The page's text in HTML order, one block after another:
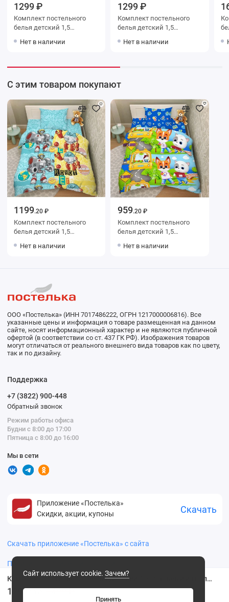
Комплект постельного белья детский 1,5 спальный из поплина с наволочкой 70х70 Животные Василиса
1299 1499 ₽
1299 ₽
Комплект постельного
белья детский 1,5
наволочкой 70х70
Нет в наличии
1299 ₽
Комплект постельного
белья детский 1,5
наволочкой 70х70
Нет в наличии
белья
С этим товаром покупают
1199.20 ₽
Комплект постельного
белья детский 1,5
наволочкой 70х70 Роботы
Нет в наличии
959.20 ₽
Комплект постельного
белья детский 1,5
наволочкой 70х70
Нет в наличии
Сайт использует cookie. Зачем?
Принять
ООО «Постелька» (ИНН 7017486222, ОГРН 1217000006816). Все
указанные цены и информация о товаре размещенная на данном
сайте, носят информационный характер и не являются публичной
офертой (в соответствии со ст. 437 ГК РФ). Изображения товаров
могут отличаться от реального внешнего вида товаров как по цвету,
так и по дизайну.
Поддержка
+7 (3822) 900-448
Обратный звонок
Режим работы офиса
Будни с 8:00 до 17:00
Пятница с 8:00 до 16:00
Мы в сети
Приложение «Постелька»
Скидки, акции, купоны
Скачать
Скачать приложение «Постелька» с сайта
Политика конфиденциальности